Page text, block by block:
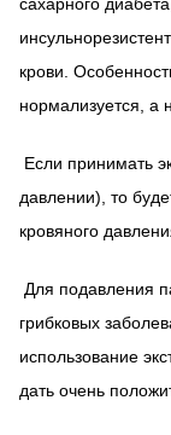
крови.
нормализуется, а
Если принимать
давлении), то
кровяного
Для подавления
грибковых
использование
дать очень